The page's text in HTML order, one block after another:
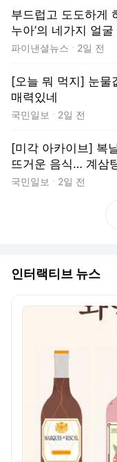
부드럽고 도도하게
누아’의 네가지 얼
파이낸셜뉴스 2일 전
[오늘 뭐 먹지] 눈물
매력있네
국민일보 2일 전
[미각 아카이브] 복
뜨거운 음식… 계삼
국민일보 2일 전
인터랙티브 뉴스